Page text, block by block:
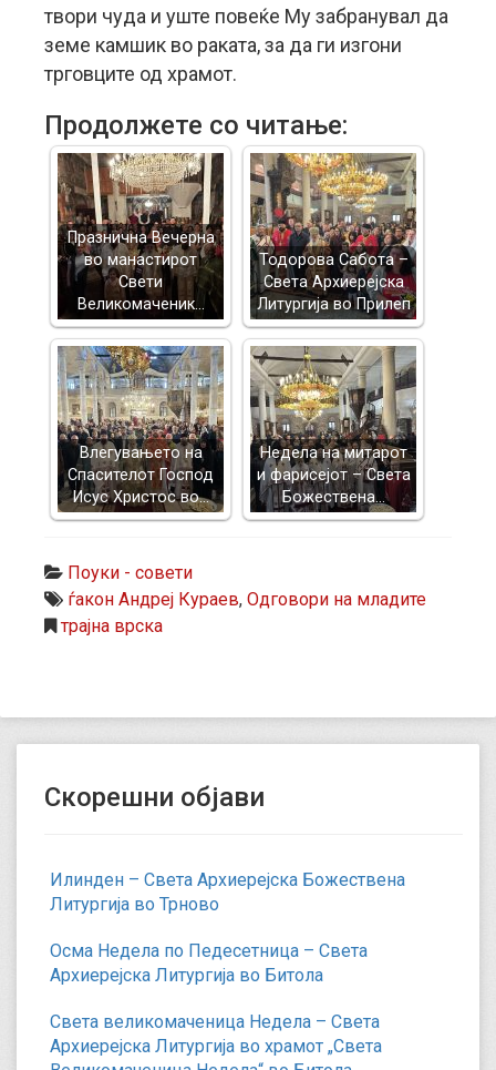
твори чуда и уште повеќе Му забранувал да
земе камшик во раката, за да ги изгони
трговците од храмот.
Продолжете со читање:
Празнична Вечерна
во манастирот
Свети
Великомаченик…
Тодорова Сабота –
Света Архиерејска
Литургија во Прилеп
Влегувањето на
Спасителот Господ
Исус Христос во…
Недела на митарот
и фарисејот – Светa
Божествена…
Поуки - совети
ѓакон Андреј Кураев, Одговори на младите
трајна врска
Скорешни објави
Илинден – Света Архиерејска Божествена
Литургија во Трново
Осма Недела по Педесетница – Света
Архиерејска Литургија во Битола
Света великомаченица Недела – Света
Архиерејска Литургија во храмот „Света